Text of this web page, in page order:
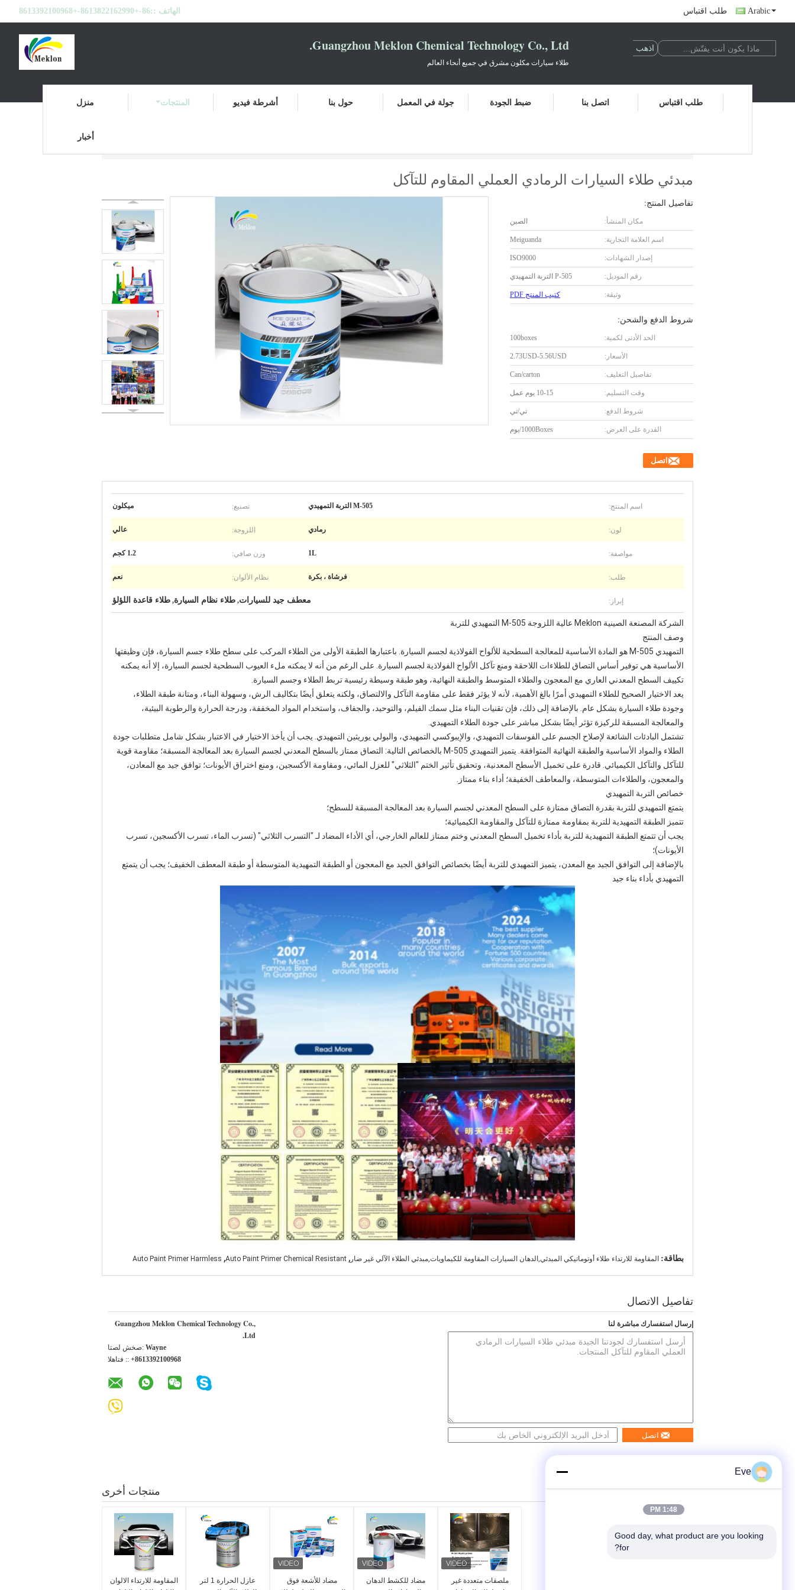
الهاتف ::86-+8613822162990-+8613392100968 طلب اقتباس Arabic
Guangzhou Meklon Chemical Technology Co., Ltd.
طلاء سيارات مكلون مشرق في جميع أنحاء العالم
منزل المنتجات أشرطة فيديو حول بنا جولة في المعمل ضبط الجودة اتصل بنا طلب اقتباس
أخبار
مبدئي طلاء السيارات الرمادي العملي المقاوم للتآكل
تفاصيل المنتج:
مكان المنشأ: الصين
اسم العلامة التجارية: Meiguanda
إصدار الشهادات: ISO9000
رقم الموديل: P-505 التربة التمهيدي
وثيقة: كتيب المنتج PDF
شروط الدفع والشحن:
الحد الأدنى لكمية: 100boxes
الأسعار: 2.73USD-5.56USD
تفاصيل التغليف: Can/carton
وقت التسليم: 10-15 يوم عمل
شروط الدفع: تي/تي
القدرة على العرض: 1000Boxes/يوم
اتصل
اسم المنتج: M-505 التربة التمهيدي تصنيع: ميكلون
لون: رمادي اللزوجة: عالي
مواصفة: 1L وزن صافي: 1.2 كجم
طلب: فرشاة ، بكرة نظام الألوان: نعم
إبراز: معطف جيد للسيارات, طلاء نظام السيارة, طلاء قاعدة اللؤلؤ
الشركة المصنعة الصينية Meklon عالية اللزوجة M-505 التمهيدي للتربة
وصف المنتج
التمهيدي M-505 هو المادة الأساسية للمعالجة السطحية للألواح الفولاذية لجسم السيارة. باعتبارها الطبقة الأولى من الطلاء المركب على سطح طلاء جسم السيارة، فإن وظيفتها
الأساسية هي توفير أساس التصاق للطلاءات اللاحقة ومنع تآكل الألواح الفولاذية لجسم السيارة. على الرغم من أنه لا يمكنه ملء العيوب السطحية لجسم السيارة، إلا أنه يمكنه
تكييف السطح المعدني العاري مع المعجون والطلاء المتوسط ​​والطبقة النهائية، وهو طبقة وسيطة رئيسية تربط الطلاء وجسم السيارة.
يعد الاختيار الصحيح للطلاء التمهيدي أمرًا بالغ الأهمية، لأنه لا يؤثر فقط على مقاومة التآكل والالتصاق، ولكنه يتعلق أيضًا بتكاليف الرش، وسهولة البناء، ومتانة طبقة الطلاء،
وجودة طلاء السيارة بشكل عام. بالإضافة إلى ذلك، فإن تقنيات البناء مثل سمك الفيلم، والتوحيد، والجفاف، واستخدام المواد المخففة، ودرجة الحرارة والرطوبة البيئية،
والمعالجة المسبقة للركيزة تؤثر أيضًا بشكل مباشر على جودة الطلاء التمهيدي.
تشتمل البادئات الشائعة لإصلاح الجسم على الفوسفات التمهيدي، والإيبوكسي التمهيدي، والبولي يوريثين التمهيدي. يجب أن يأخذ الاختيار في الاعتبار بشكل شامل متطلبات جودة
الطلاء والمواد الأساسية والطبقة النهائية المتوافقة. يتميز التمهيدي M-505 بالخصائص التالية: التصاق ممتاز بالسطح المعدني لجسم السيارة بعد المعالجة المسبقة؛ مقاومة قوية
للتآكل والتآكل الكيميائي. قادرة على تخميل الأسطح المعدنية، وتحقيق تأثير الختم "الثلاثي" للعزل المائي، ومقاومة الأكسجين، ومنع اختراق الأيونات؛ توافق جيد مع المعادن،
والمعجون، والطلاءات المتوسطة، والمعاطف الخفيفة؛ أداء بناء ممتاز.
خصائص التربة التمهيدي
يتمتع التمهيدي للتربة بقدرة التصاق ممتازة على السطح المعدني لجسم السيارة بعد المعالجة المسبقة للسطح؛
تتميز الطبقة التمهيدية للتربة بمقاومة ممتازة للتآكل والمقاومة الكيميائية؛
يجب أن تتمتع الطبقة التمهيدية للتربة بأداء تخميل السطح المعدني وختم ممتاز للعالم الخارجي، أي الأداء المضاد لـ "التسرب الثلاثي" (تسرب الماء، تسرب الأكسجين، تسرب
الأيونات)؛
بالإضافة إلى التوافق الجيد مع المعدن، يتميز التمهيدي للتربة أيضًا بخصائص التوافق الجيد مع المعجون أو الطبقة التمهيدية المتوسطة أو طبقة المعطف الخفيف؛ يجب أن يتمتع
التمهيدي بأداء بناء جيد
بطاقة: المقاومة للارتداء طلاء أوتوماتيكي المبدئي,الدهان السيارات المقاومة للكيماويات,مبدئي الطلاء الآلي غير ضار ,
Auto Paint Primer Chemical Resistant
,
Auto Paint Primer Harmless
تفاصيل الاتصال
Guangzhou Meklon Chemical Technology Co.,
Ltd.
اتصل شخص: Wayne
الهاتف :: +8613392100968
إرسال استفسارك مباشرة لنا
اتصل
منتجات أخرى
المقاومة للارتداء الالوان
عازل الحرارة 1 لتر
مضاد للأشعة فوق
مضاد للكشط الدهان
ملصقات متعددة غير
Eve
1:48 PM
Good day, what product are you looking
for?